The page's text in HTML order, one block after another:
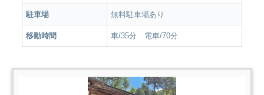
駐車場 無料駐車場あり
移動時間 車/35分 電車/70分